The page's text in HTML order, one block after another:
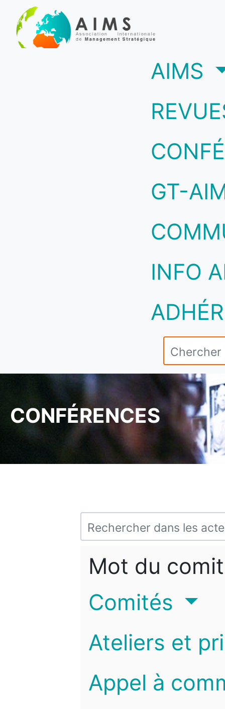
AIMS
GT-
INFO
CONFÉRENCES
Mot du
Comités
Ateliers et
Appel à